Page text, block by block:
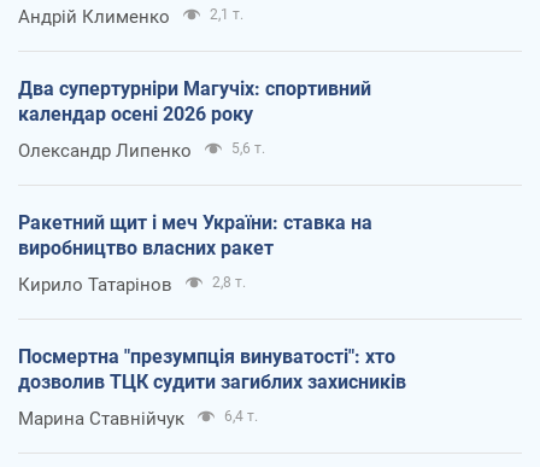
Андрій Клименко 2,1 т.
Два супертурніри Магучіх: спортивний
календар осені 2026 року
Олександр Липенко 5,6 т.
Ракетний щит і меч України: ставка на
виробництво власних ракет
Кирило Татарінов 2,8 т.
Посмертна "презумпція винуватості": хто
дозволив ТЦК судити загиблих захисників
Марина Ставнійчук 6,4 т.